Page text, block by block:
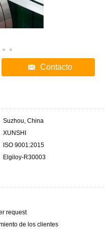
Contacto
Suzhou, China
XUNSHI
ISO 9001:2015
Elgiloy-R30003
request
de los clientes